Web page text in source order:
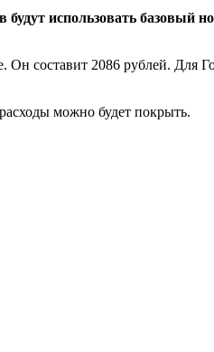
использовать базовый
составит 2086 рублей. Для
можно будет покрыть.